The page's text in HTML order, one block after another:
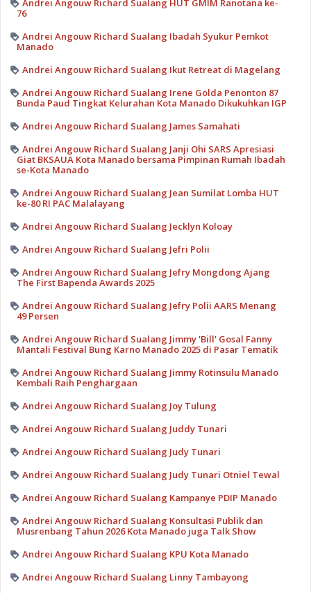
Andrei Angouw Richard Sualang HUT GMIM Ranotana ke-
76
Andrei Angouw Richard Sualang Ibadah Syukur Pemkot
Manado
Andrei Angouw Richard Sualang Ikut Retreat di Magelang
Andrei Angouw Richard Sualang Irene Golda Penonton 87
Bunda Paud Tingkat Kelurahan Kota Manado Dikukuhkan IGP
Andrei Angouw Richard Sualang James Samahati
Andrei Angouw Richard Sualang Janji Ohi SARS Apresiasi
Giat BKSAUA Kota Manado bersama Pimpinan Rumah Ibadah
se-Kota Manado
Andrei Angouw Richard Sualang Jean Sumilat Lomba HUT
ke-80 RI PAC Malalayang
Andrei Angouw Richard Sualang Jecklyn Koloay
Andrei Angouw Richard Sualang Jefri Polii
Andrei Angouw Richard Sualang Jefry Mongdong Ajang
The First Bapenda Awards 2025
Andrei Angouw Richard Sualang Jefry Polii AARS Menang
49 Persen
Andrei Angouw Richard Sualang Jimmy 'Bill' Gosal Fanny
Mantali Festival Bung Karno Manado 2025 di Pasar Tematik
Andrei Angouw Richard Sualang Jimmy Rotinsulu Manado
Kembali Raih Penghargaan
Andrei Angouw Richard Sualang Joy Tulung
Andrei Angouw Richard Sualang Juddy Tunari
Andrei Angouw Richard Sualang Judy Tunari
Andrei Angouw Richard Sualang Judy Tunari Otniel Tewal
Andrei Angouw Richard Sualang Kampanye PDIP Manado
Andrei Angouw Richard Sualang Konsultasi Publik dan
Musrenbang Tahun 2026 Kota Manado juga Talk Show
Andrei Angouw Richard Sualang KPU Kota Manado
Andrei Angouw Richard Sualang Linny Tambayong